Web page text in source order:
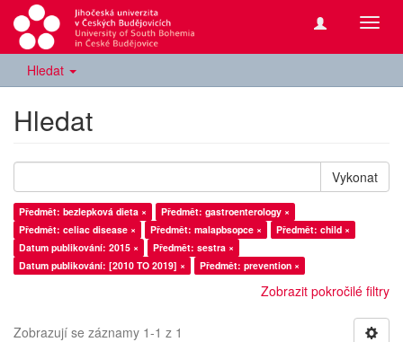
Hledat
Hledat
Vykonat
Předmět: bezlepková dieta ×
Předmět: gastroenterology ×
Předmět: celiac disease ×
Předmět: malapbsopce ×
Předmět: child ×
Datum publikování: 2015 ×
Předmět: sestra ×
Datum publikování: [2010 TO 2019] ×
Předmět: prevention ×
Zobrazit pokročilé filtry
Zobrazují se záznamy 1-1 z 1